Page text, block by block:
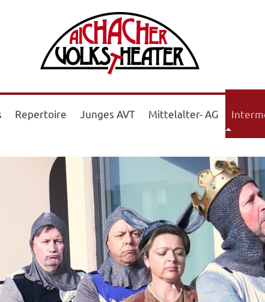
Repertoire Junges AVT Mittelalter- AG